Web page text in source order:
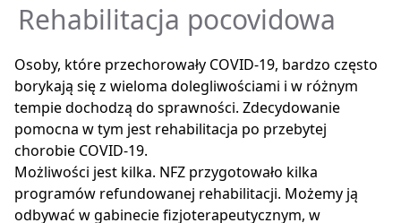
Rehabilitacja pocovidowa
Osoby, które przechorowały COVID-19, bardzo często
borykają się z wieloma dolegliwościami i w różnym
tempie dochodzą do sprawności. Zdecydowanie
pomocna w tym jest rehabilitacja po przebytej
chorobie COVID-19.
Możliwości jest kilka. NFZ przygotowało kilka
programów refundowanej rehabilitacji. Możemy ją
odbywać w gabinecie fizjoterapeutycznym, w